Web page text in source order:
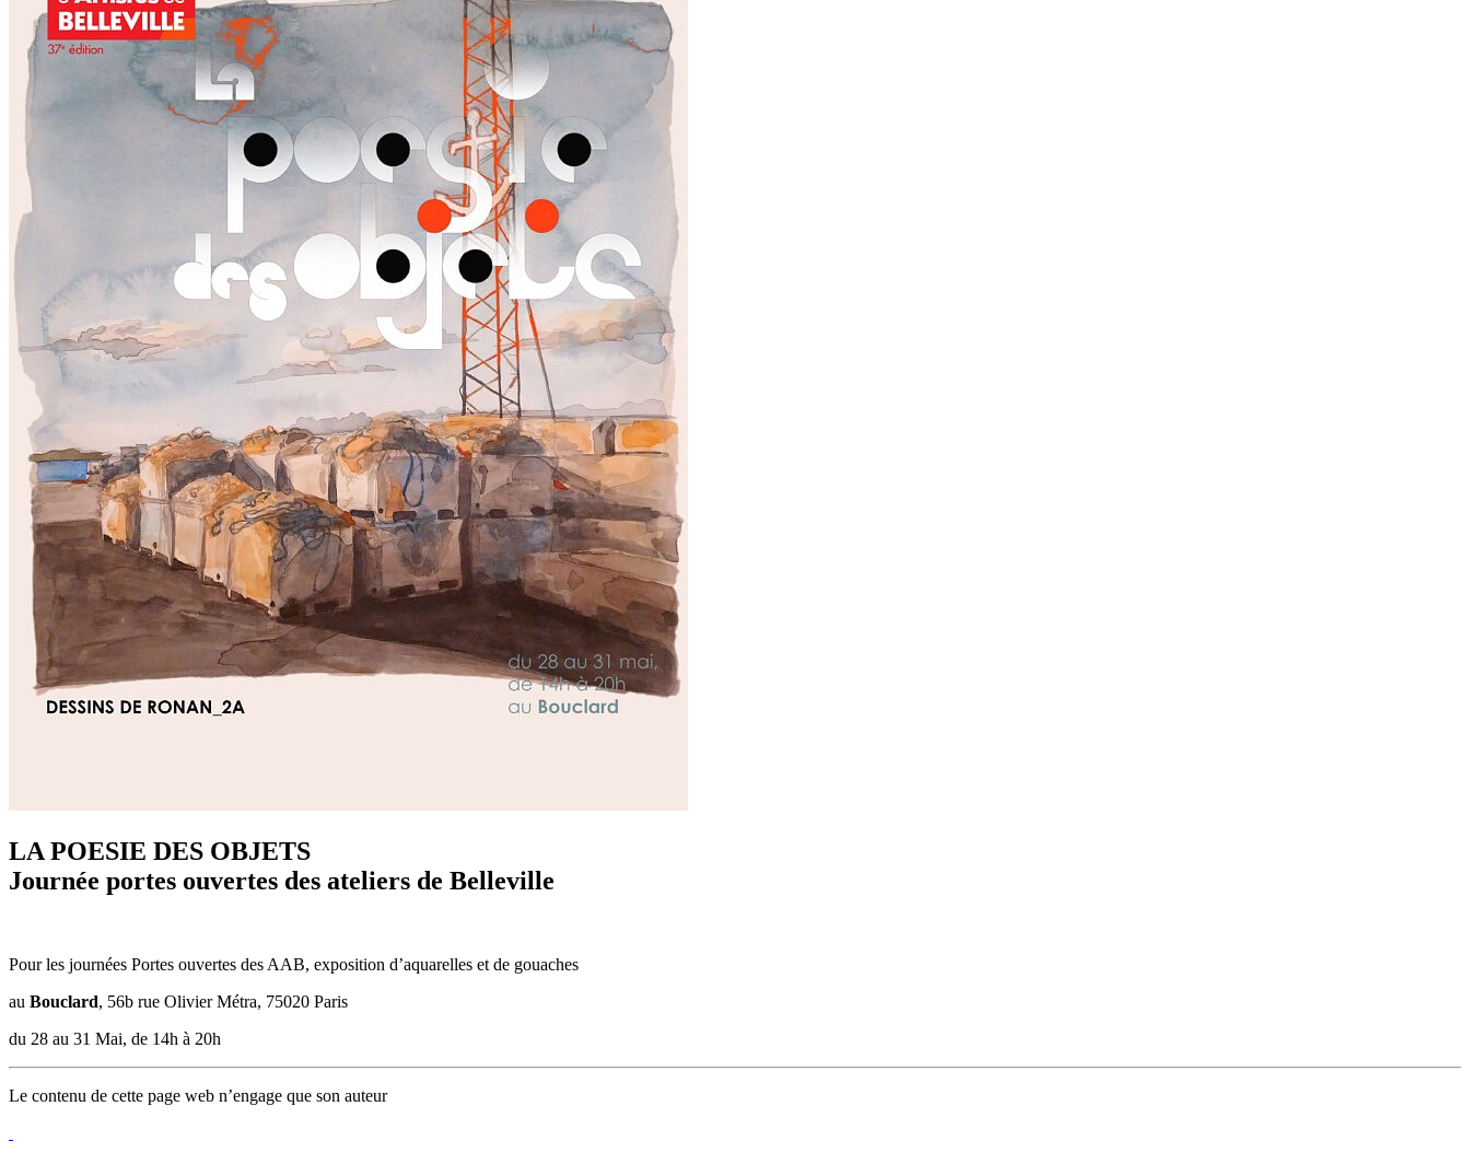
LA POESIE DES OBJETS
Journée portes ouvertes des ateliers de Belleville
Pour les journées Portes ouvertes des AAB, exposition d’aquarelles et de gouaches
au Bouclard, 56b rue Olivier Métra, 75020 Paris
du 28 au 31 Mai, de 14h à 20h
Le contenu de cette page web n’engage que son auteur